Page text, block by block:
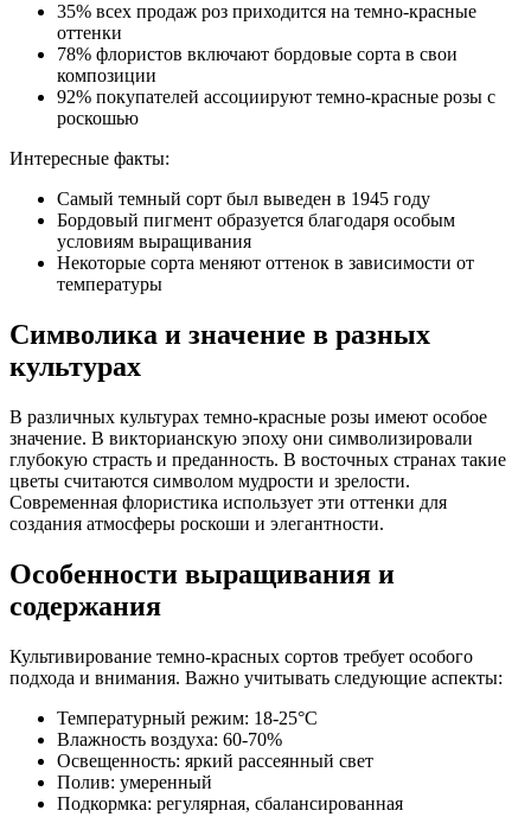
35% всех продаж роз приходится на темно-красные
оттенки
78% флористов включают бордовые сорта в свои
композиции
92% покупателей ассоциируют темно-красные розы с
роскошью
Интересные факты:
Самый темный сорт был выведен в 1945 году
Бордовый пигмент образуется благодаря особым
условиям выращивания
Некоторые сорта меняют оттенок в зависимости от
температуры
Символика и значение в разных
культурах
В различных культурах темно-красные розы имеют особое
значение. В викторианскую эпоху они символизировали
глубокую страсть и преданность. В восточных странах такие
цветы считаются символом мудрости и зрелости.
Современная флористика использует эти оттенки для
создания атмосферы роскоши и элегантности.
Особенности выращивания и
содержания
Культивирование темно-красных сортов требует особого
подхода и внимания. Важно учитывать следующие аспекты:
Температурный режим: 18-25°C
Влажность воздуха: 60-70%
Освещенность: яркий рассеянный свет
Полив: умеренный
Подкормка: регулярная, сбалансированная